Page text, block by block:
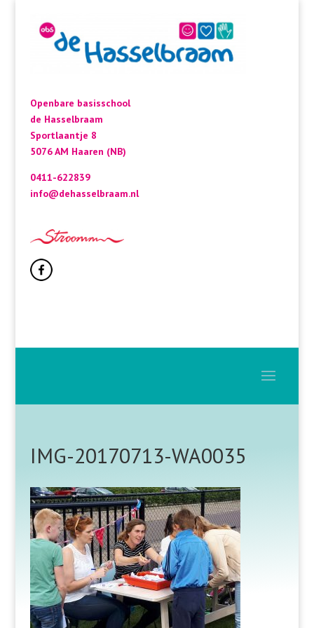
Openbare basisschool
de Hasselbraam
Sportlaantje 8
5076 AM Haaren (NB)
0411-622839
info@dehasselbraam.nl
IMG-20170713-WA0035